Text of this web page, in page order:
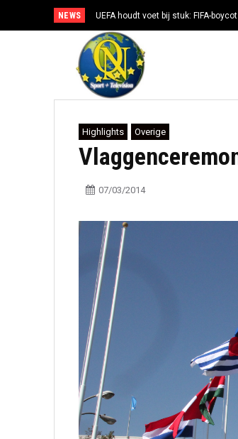
NEWS UEFA houdt voet bij stuk: FIFA-
Highlights Overige
07/03/2014